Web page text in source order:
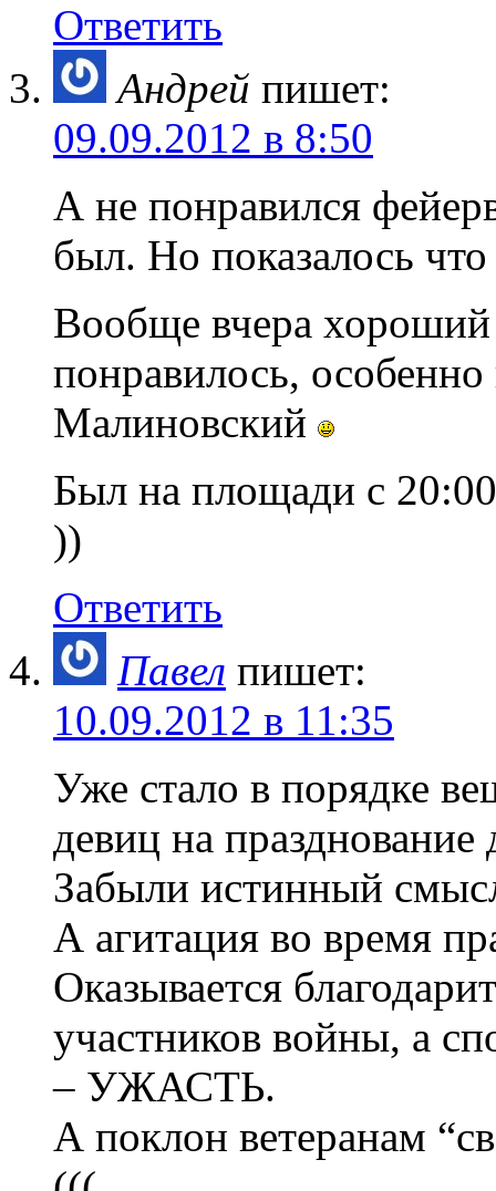
Ответить
Андрей пишет:
09.09.2012 в 8:50
А не понравился
был. Но показалось
Вообще вчера хороший
понравилось,
Малиновский
Был на площади с
))
Ответить
Павел пишет:
10.09.2012 в 11:35
Уже стало в порядке
девиц на
Забыли истинный
А агитация во время
Оказывается
участников войны, а
– УЖАСТЬ.
А поклон ветеранам